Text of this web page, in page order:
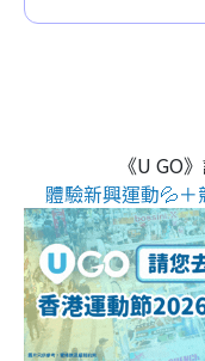
《U GO
體驗新興運動💦